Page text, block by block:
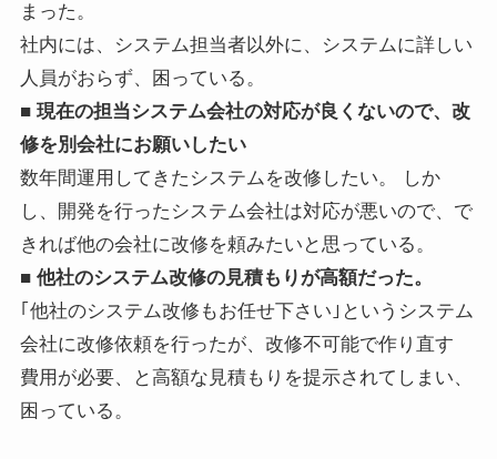
まった。
社内には、システム担当者以外に、システムに詳しい
人員がおらず、困っている。
■ 現在の担当システム会社の対応が良くないので、改
修を別会社にお願いしたい
数年間運用してきたシステムを改修したい。 しか
し、開発を行ったシステム会社は対応が悪いので、で
きれば他の会社に改修を頼みたいと思っている。
■ 他社のシステム改修の見積もりが高額だった。
｢他社のシステム改修もお任せ下さい｣というシステム
会社に改修依頼を行ったが、改修不可能で作り直す
費用が必要、と高額な見積もりを提示されてしまい、
困っている。